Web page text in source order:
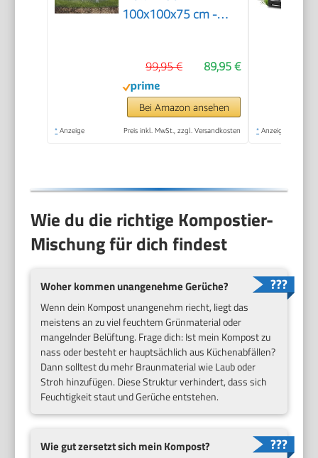
100x100x75 cm -
89,95 €
99,95 €
Bei Amazon ansehen
* Anzeige Preis inkl. MwSt., zzgl. Versandkosten * Anzeige
Wie du die richtige Kompostier-
Mischung für dich findest
Woher kommen unangenehme Gerüche?
Wenn dein Kompost unangenehm riecht, liegt das
meistens an zu viel feuchtem Grünmaterial oder
mangelnder Belüftung. Frage dich: Ist mein Kompost zu
nass oder besteht er hauptsächlich aus Küchenabfällen?
Dann solltest du mehr Braunmaterial wie Laub oder
Stroh hinzufügen. Diese Struktur verhindert, dass sich
Feuchtigkeit staut und Gerüche entstehen.
Wie gut zersetzt sich mein Kompost?